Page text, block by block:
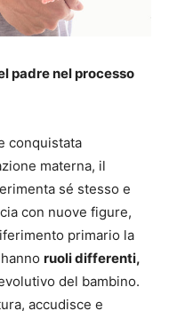
padre nel processo
conquistata
materna, il
sé stesso e
con nuove figure,
primario la
hanno ruoli differenti,
del bambino.
accudisce e